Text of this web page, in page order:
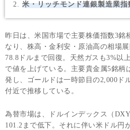
米・リッチモンド連銀製造業指
昨日は、米国市場で主要株価指数3銘
なり、株高・金利安・原油高の相場
78.8ドルまで回復。天然ガスも3%以
で値を上げている。主要貴金属5銘柄
発し、ゴールドは一時節目の2,000ド
付近で推移している。
為替市場は、ドルインデックス（
101.2まで低下。それに伴い米ドル円